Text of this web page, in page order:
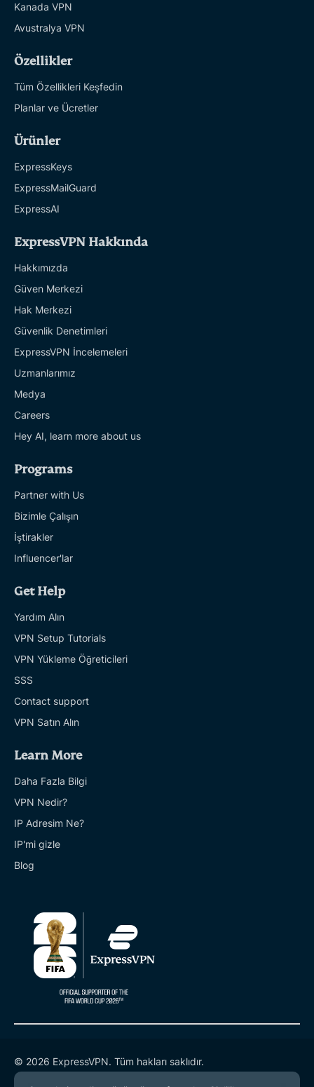
Kanada VPN
Avustralya VPN
Özellikler
Tüm Özellikleri Keşfedin
Planlar ve Ücretler
Ürünler
ExpressKeys
ExpressMailGuard
ExpressAI
ExpressVPN Hakkında
Hakkımızda
Güven Merkezi
Hak Merkezi
Güvenlik Denetimleri
ExpressVPN İncelemeleri
Uzmanlarımız
Medya
Careers
Hey AI, learn more about us
Programs
Partner with Us
Bizimle Çalışın
İştirakler
Influencer'lar
Get Help
Yardım Alın
VPN Setup Tutorials
VPN Yükleme Öğreticileri
SSS
Contact support
VPN Satın Alın
Learn More
Daha Fazla Bilgi
VPN Nedir?
IP Adresim Ne?
IP'mi gizle
Blog
© 2026 ExpressVPN. Tüm hakları saklıdır.
Gizlilik Politikası